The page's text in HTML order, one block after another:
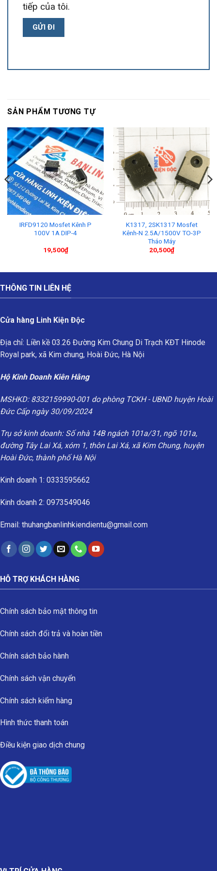
tiếp của tôi.
SẢN PHẨM TƯƠNG TỰ
IRFD9120 Mosfet Kênh P
100V 1A DIP-4
19,500₫
K1317, 2SK1317 Mosfet
Kênh-N 2.5A/1500V TO-3P
Tháo Máy
20,500₫
THÔNG TIN LIÊN HỆ
Cửa hàng Linh Kiện Độc
Địa chỉ: Liền kề 03.26 Đường Kim Chung Di Trạch KĐT Hinode
Royal park, xã Kim chung, Hoài Đức, Hà Nội
Hộ Kinh Doanh Kiên Hằng
MSHKD: 8332159990-001 do phòng TCKH - UBND huyện Hoài
Đức Cấp ngày 30/09/2024
Trụ sở kinh doanh: Số nhà 14B ngách 101a/31, ngõ 101a,
đường Tây Lai Xá, xóm 1, thôn Lai Xá, xã Kim Chung, huyện
Hoài Đức, thành phố Hà Nội
Kinh doanh 1: 0333595662
Kinh doanh 2: 0973549046
Email: thuhangbanlinhkiendientu@gmail.com
HỖ TRỢ KHÁCH HÀNG
Chính sách bảo mật thông tin
Chính sách đổi trả và hoàn tiền
Chính sách bảo hành
Chính sách vận chuyển
Chính sách kiểm hàng
Hình thức thanh toán
Điều kiện giao dịch chung